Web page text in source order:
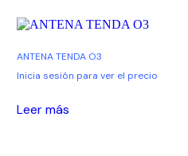
ANTENA TENDA O3
Inicia sesión para ver el precio
Leer más